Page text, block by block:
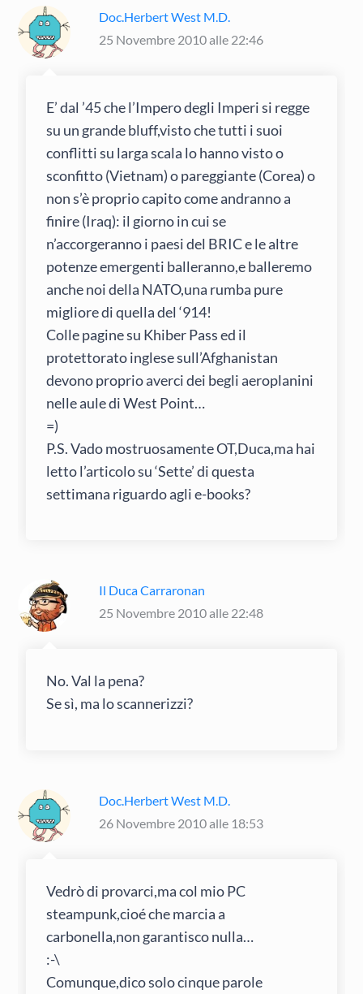
Doc.Herbert West M.D.
25 Novembre 2010 alle 22:46
E’ dal ’45 che l’Impero degli Imperi si regge
su un grande bluff,visto che tutti i suoi
conflitti su larga scala lo hanno visto o
sconfitto (Vietnam) o pareggiante (Corea) o
non s’è proprio capito come andranno a
finire (Iraq): il giorno in cui se
n’accorgeranno i paesi del BRIC e le altre
potenze emergenti balleranno,e balleremo
anche noi della NATO,una rumba pure
migliore di quella del ‘914!
Colle pagine su Khiber Pass ed il
protettorato inglese sull’Afghanistan
devono proprio averci dei begli aeroplanini
nelle aule di West Point…
=)
P.S. Vado mostruosamente OT,Duca,ma hai
letto l’articolo su ‘Sette’ di questa
settimana riguardo agli e-books?
Il Duca Carraronan
25 Novembre 2010 alle 22:48
No. Val la pena?
Se sì, ma lo scannerizzi?
Doc.Herbert West M.D.
26 Novembre 2010 alle 18:53
Vedrò di provarci,ma col mio PC
steampunk,cioé che marcia a
carbonella,non garantisco nulla…
:-\
Comunque,dico solo cinque parole